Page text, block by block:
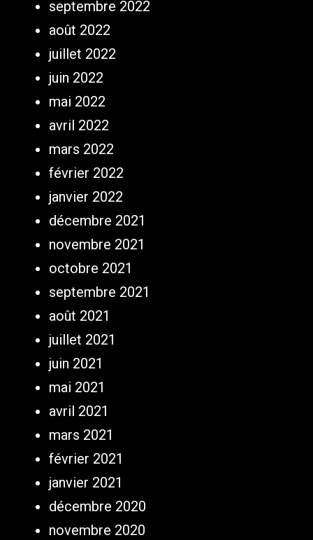
septembre 2022
août 2022
juillet 2022
juin 2022
mai 2022
avril 2022
mars 2022
février 2022
janvier 2022
décembre 2021
novembre 2021
octobre 2021
septembre 2021
août 2021
juillet 2021
juin 2021
mai 2021
avril 2021
mars 2021
février 2021
janvier 2021
décembre 2020
novembre 2020